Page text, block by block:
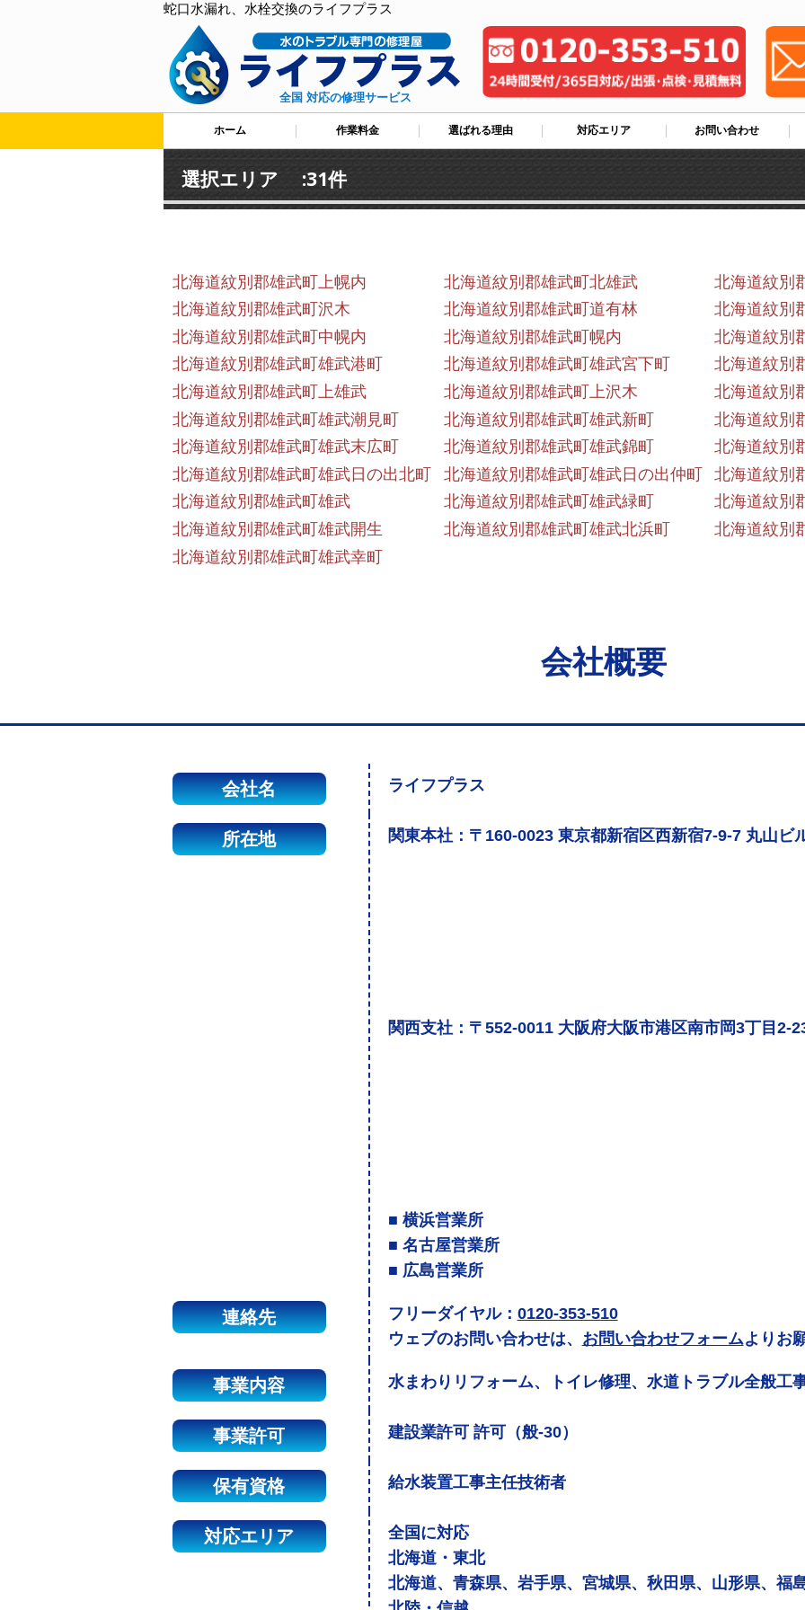
蛇口水漏れ、水栓交換のライフプラス
全国 対応の修理サービス
ホーム 作業料金 選ばれる理由 対応エリア お問い合わせ
選択エリア :31件
北海道紋別郡雄武町上幌内 北海道紋別郡雄武町北雄武
北海道紋別
北海道紋別郡雄武町沢木
北海道紋別郡雄武町道有林
北海道紋別
北海道紋別郡雄武町中幌内
北海道紋別郡雄武町幌内
北海道紋別
北海道紋別郡雄武町雄武港町
北海道紋別郡雄武町雄武宮下町
北海道紋別
北海道紋別郡雄武町上雄武
北海道紋別郡雄武町上沢木
北海道紋別
北海道紋別郡雄武町雄武潮見町
北海道紋別郡雄武町雄武新町
北海道紋別
北海道紋別郡雄武町雄武末広町
北海道紋別郡雄武町雄武錦町
北海道紋別
北海道紋別郡雄武町雄武日の出北町
北海道紋別郡雄武町雄武日の出仲町
北海道紋別
北海道紋別郡雄武町雄武
北海道紋別郡雄武町雄武緑町
北海道紋別
北海道紋別郡雄武町雄武開生
北海道紋別郡雄武町雄武北浜町
北海道紋別
北海道紋別郡雄武町雄武幸町
会社概要
会社名 ライフプラス
所在地 関東本社：〒160-0023 東京都新宿区西新宿7-9-7 丸山ビ
関西支社：〒552-0011 大阪府大阪市港区南市岡3丁目2-
■ 横浜営業所
■ 名古屋営業所
■ 広島営業所
連絡先 フリーダイヤル： 0120-353-510
ウェブのお問い合わせは、 お問い合わせフォームよりお
事業内容 水まわりリフォーム、トイレ修理、水道トラブル全般工
事業許可 建設業許可 許可（般-30）
保有資格 給水装置工事主任技術者
対応エリア
全国に対応
北海道・東北
北海道、青森県、岩手県、宮城県、秋田県、山形県、福